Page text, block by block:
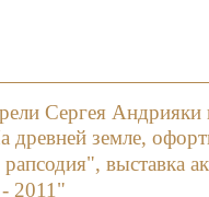
Сергея
древней земле,
выставка
2011"